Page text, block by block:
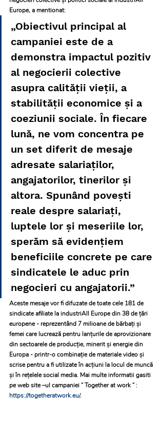
Europe, a mentionat:
„Obiectivul principal al
campaniei este de a
demonstra impactul pozitiv
al negocierii colective
asupra calității vieții, a
stabilității economice și a
coeziunii sociale. În fiecare
lună, ne vom concentra pe
un set diferit de mesaje
adresate salariaților,
angajatorilor, tinerilor și
altora. Spunând povești
reale despre salariați,
luptele lor și meseriile lor,
sperăm să evidențiem
beneficiile concrete pe care
sindicatele le aduc prin
negocieri cu angajatorii.”
Aceste mesaje vor fi difuzate de toate cele 181 de
sindicate afiliate la industriAll Europe din 38 de țări
europene - reprezentând 7 milioane de bărbați și
femei care lucrează pentru lanțurile de aprovizionare
din sectoarele de producție, minerit și energie din
Europa - printr-o combinație de materiale video și
scrise pentru a fi utilizate în acțiuni la locul de muncă
și în reţelele social media. Mai multe informatii gasiti
pe web site –ul campaniei “ Together at work “ :
https://togetheratwork.eu/.